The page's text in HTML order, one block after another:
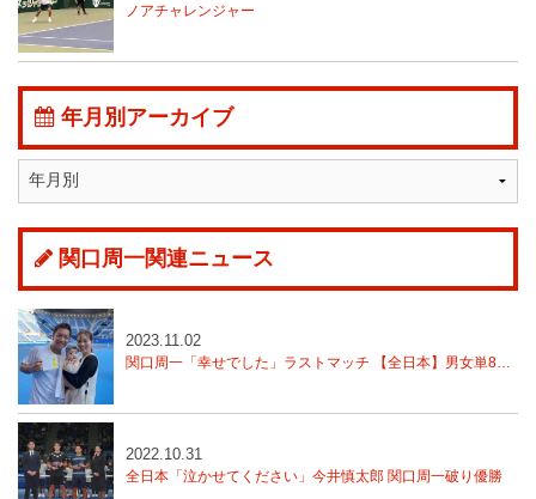
ノアチャレンジャー
年月別アーカイブ
関口周一関連ニュース
関口周一「幸せでした」ラストマッチ 【全日本】男女単8強決まる
2023.11.02
全日本「泣かせてください」今井慎太郎 関口周一破り優勝
2022.10.31